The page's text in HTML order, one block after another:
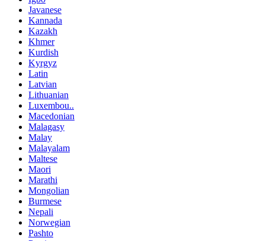
Javanese
Kannada
Kazakh
Khmer
Kurdish
Kyrgyz
Latin
Latvian
Lithuanian
Luxembou..
Macedonian
Malagasy
Malay
Malayalam
Maltese
Maori
Marathi
Mongolian
Burmese
Nepali
Norwegian
Pashto